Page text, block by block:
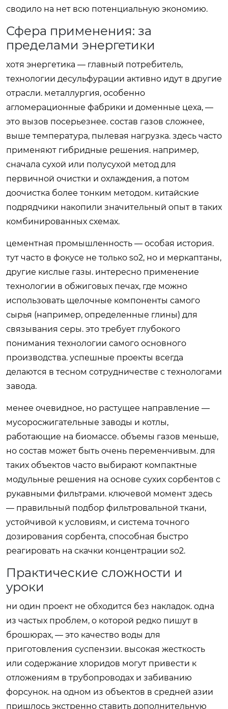
сводило на нет всю потенциальную экономию.
Сфера применения: за
пределами энергетики
хотя энергетика — главный потребитель,
технологии десульфурации активно идут в другие
отрасли. металлургия, особенно
агломерационные фабрики и доменные цеха, —
это вызов посерьезнее. состав газов сложнее,
выше температура, пылевая нагрузка. здесь часто
применяют гибридные решения. например,
сначала сухой или полусухой метод для
первичной очистки и охлаждения, а потом
доочистка более тонким методом. китайские
подрядчики накопили значительный опыт в таких
комбинированных схемах.
цементная промышленность — особая история.
тут часто в фокусе не только so2, но и меркаптаны,
другие кислые газы. интересно применение
технологии в обжиговых печах, где можно
использовать щелочные компоненты самого
сырья (например, определенные глины) для
связывания серы. это требует глубокого
понимания технологии самого основного
производства. успешные проекты всегда
делаются в тесном сотрудничестве с технологами
завода.
менее очевидное, но растущее направление —
мусоросжигательные заводы и котлы,
работающие на биомассе. объемы газов меньше,
но состав может быть очень переменчивым. для
таких объектов часто выбирают компактные
модульные решения на основе сухих сорбентов с
рукавными фильтрами. ключевой момент здесь
— правильный подбор фильтровальной ткани,
устойчивой к условиям, и система точного
дозирования сорбента, способная быстро
реагировать на скачки концентрации so2.
Практические сложности и
уроки
ни один проект не обходится без накладок. одна
из частых проблем, о которой редко пишут в
брошюрах, — это качество воды для
приготовления суспензии. высокая жесткость
или содержание хлоридов могут привести к
отложениям в трубопроводах и забиванию
форсунок. на одном из объектов в средней азии
пришлось экстренно ставить дополнительную